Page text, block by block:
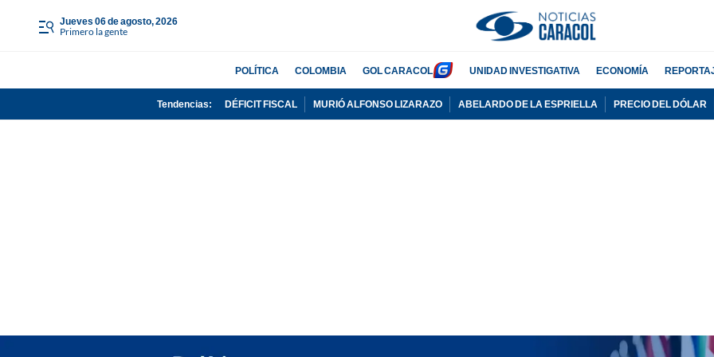
jueves 06 de agosto, 2026
Primero la gente
POLÍTICA COLOMBIA GOL CARACOL UNIDAD INVESTIGATIVA ECONOMÍA
Tendencias: DÉFICIT FISCAL MURIÓ ALFONSO LIZARAZO ABELARDO DE LA ESPRIELLA PRECIO DEL DÓLAR